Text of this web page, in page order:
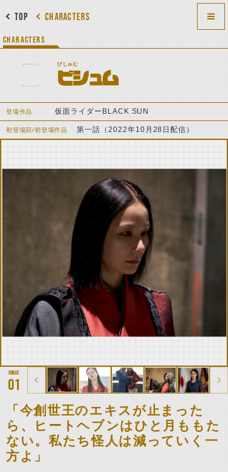
CHARACTERS
TOP
CHARACTERS
びしゅむ
ビシュム
登場作品 仮面ライダーBLACK SUN
初登場回/初登場作品 第一話（2022年10月28日配信）
01
「今創世王のエキスが止まった
ら、ヒートヘブンはひと月ももた
ない。私たち怪人は減っていく一
方よ」